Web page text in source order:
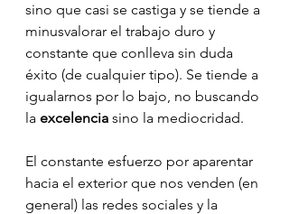
sino que casi se castiga y se tiende a
minusvalorar el trabajo duro y
constante que conlleva sin duda
éxito (de cualquier tipo). Se tiende a
igualarnos por lo bajo, no buscando
la excelencia sino la mediocridad.
El constante esfuerzo por aparentar
hacia el exterior que nos venden (en
general) las redes sociales y la